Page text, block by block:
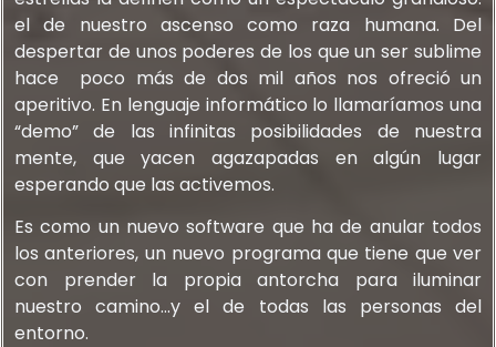
el de nuestro ascenso como raza humana. Del
despertar de unos poderes de los que un ser sublime
hace poco más de dos mil años nos ofreció un
aperitivo. En lenguaje informático lo llamaríamos una
“demo” de las infinitas posibilidades de nuestra
mente, que yacen agazapadas en algún lugar
esperando que las activemos.
Es como un nuevo software que ha de anular todos
los anteriores, un nuevo programa que tiene que ver
con prender la propia antorcha para iluminar
nuestro camino…y el de todas las personas del
entorno.